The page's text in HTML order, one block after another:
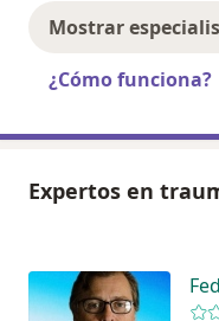
Mostrar
¿Cómo funciona?
Expertos en